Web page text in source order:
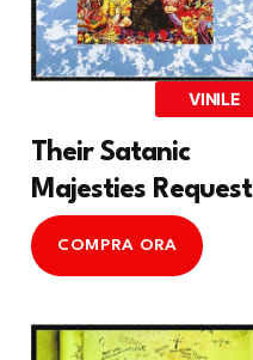
VINILE
Their Satanic
Majesties Request
COMPRA ORA